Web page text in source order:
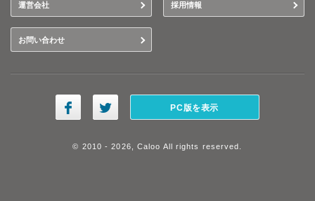
運営会社 採用情報
お問い合わせ
PC版を表示
© 2010 - 2026, Caloo All rights reserved.